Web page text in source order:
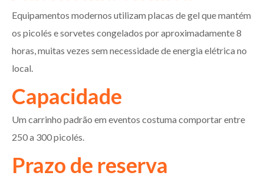
Equipamentos modernos utilizam placas de gel que mantém
os picolés e sorvetes congelados por aproximadamente 8
horas, muitas vezes sem necessidade de energia elétrica no
local.
Capacidade
Um carrinho padrão em eventos costuma comportar entre
250 a 300 picolés.
Prazo de reserva